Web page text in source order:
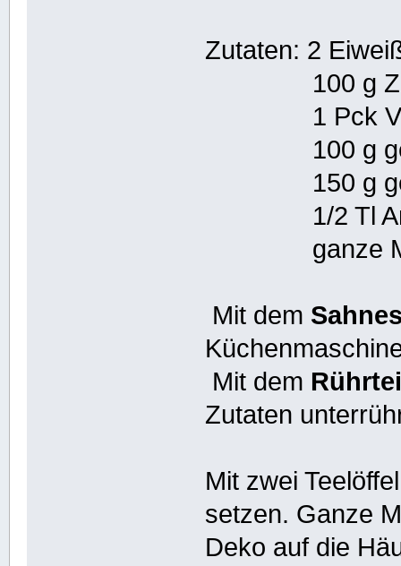
Zutaten: 2
100 g
1 Pck
100 g
150 g
1/2 Tl
ganze
Mit dem
Mit dem
Zutaten
Mit zwei
setzen. Ganze
Deko auf die